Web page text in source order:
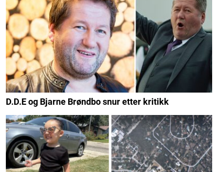
D.D.E og Bjarne Brøndbo snur etter kritikk